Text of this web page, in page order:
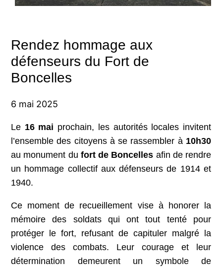
Rendez hommage aux
défenseurs du Fort de
Boncelles
6 mai 2025
Le 16 mai prochain, les autorités locales invitent
l’ensemble des citoyens à se rassembler à 10h30
au monument du fort de Boncelles afin de rendre
un hommage collectif aux défenseurs de 1914 et
1940.
Ce moment de recueillement vise à honorer la
mémoire des soldats qui ont tout tenté pour
protéger le fort, refusant de capituler malgré la
violence des combats. Leur courage et leur
détermination demeurent un symbole de